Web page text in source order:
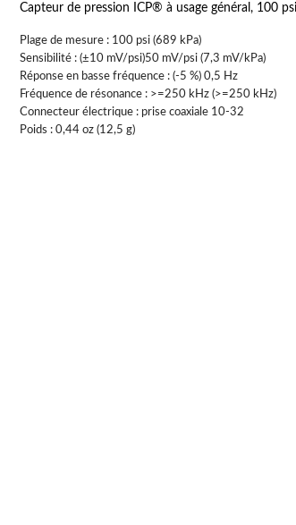
Capteur de pression ICP® à usage général, 100
Plage de mesure : 100 psi (689 kPa)
Sensibilité : (±10 mV/psi)50 mV/psi (7,3 mV/kPa)
Réponse en basse fréquence : (-5 %) 0,5 Hz
Fréquence de résonance : >=250 kHz (>=250 kHz)
Connecteur électrique : prise coaxiale 10-32
Poids : 0,44 oz (12,5 g)